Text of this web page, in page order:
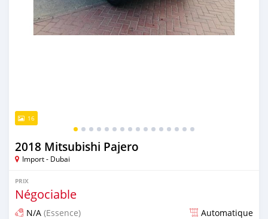
16
2018 Mitsubishi Pajero
Import - Dubai
PRIX
Négociable
N/A (Essence) Automatique